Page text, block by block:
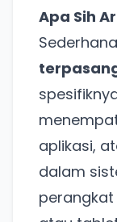
Apa Sih
aplikasi,
dalam